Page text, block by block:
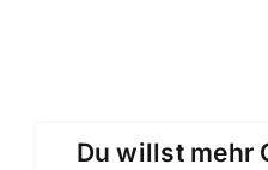
Du willst mehr